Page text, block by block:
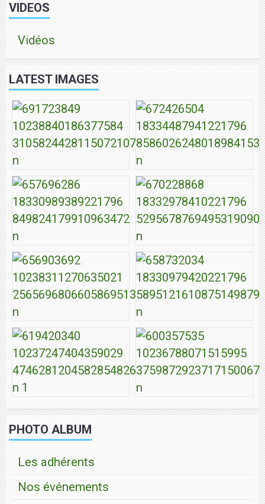
VIDEOS
Vidéos
LATEST IMAGES
PHOTO ALBUM
Les adhérents
Nos événements